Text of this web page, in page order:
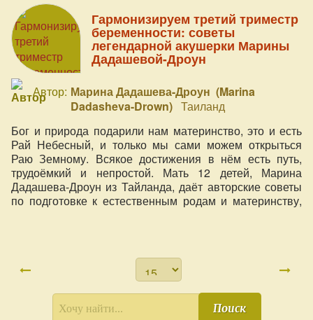
Гармонизируем третий триместр
беременности: советы
легендарной акушерки Марины
Дадашевой-Дроун
Автор: Марина Дадашева-Дроун (Marina
Dadasheva-Drown) Таиланд
Бог и природа подарили нам материнство, это и есть
Рай Небесный, и только мы сами можем открыться
Раю Земному. Всякое достижения в нём есть путь,
трудоёмкий и непростой. Мать 12 детей, Марина
Дадашева-Дроун из Тайланда, даёт авторские советы
по подготовке к естественным родам и материнству,
Поиск